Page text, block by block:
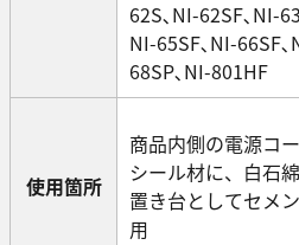
62S､NI-62SF､NI-
NI-65SF､NI-66SF
68SP､NI-801HF
使用箇所
商品内側の電源コ
シール材に、白石
置き台としてセメ
用